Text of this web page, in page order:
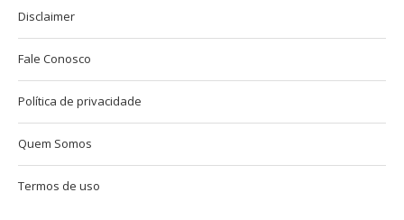
Disclaimer
Fale Conosco
Política de privacidade
Quem Somos
Termos de uso